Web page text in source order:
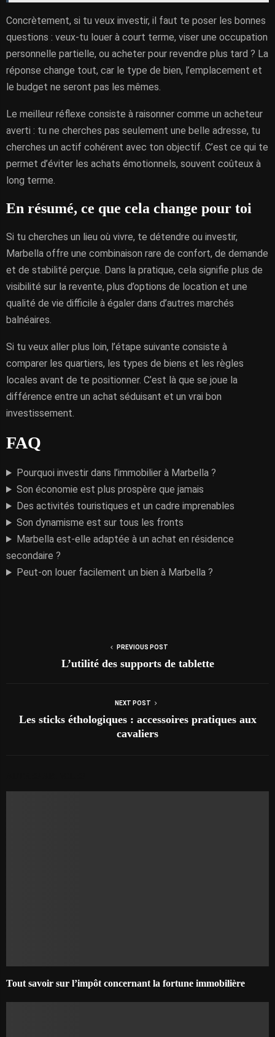
Concrètement, si tu veux investir, il faut te poser les bonnes
questions : veux-tu louer à court terme, viser une occupation
personnelle partielle, ou acheter pour revendre plus tard ? La
réponse change tout, car le type de bien, l’emplacement et
le budget ne seront pas les mêmes.
Le meilleur réflexe consiste à raisonner comme un acheteur
averti : tu ne cherches pas seulement une belle adresse, tu
cherches un actif cohérent avec ton objectif. C’est ce qui te
permet d’éviter les achats émotionnels, souvent coûteux à
long terme.
En résumé, ce que cela change pour toi
Si tu cherches un lieu où vivre, te détendre ou investir,
Marbella offre une combinaison rare de confort, de demande
et de stabilité perçue. Dans la pratique, cela signifie plus de
visibilité sur la revente, plus d’options de location et une
qualité de vie difficile à égaler dans d’autres marchés
balnéaires.
Si tu veux aller plus loin, l’étape suivante consiste à
comparer les quartiers, les types de biens et les règles
locales avant de te positionner. C’est là que se joue la
différence entre un achat séduisant et un vrai bon
investissement.
FAQ
Pourquoi investir dans l’immobilier à Marbella ?
Son économie est plus prospère que jamais
Des activités touristiques et un cadre imprenables
Son dynamisme est sur tous les fronts
Marbella est-elle adaptée à un achat en résidence
secondaire ?
Peut-on louer facilement un bien à Marbella ?
PREVIOUS POST
L’utilité des supports de tablette
NEXT POST
Les sticks éthologiques : accessoires pratiques aux
cavaliers
Tout savoir sur l’impôt concernant la fortune immobilière